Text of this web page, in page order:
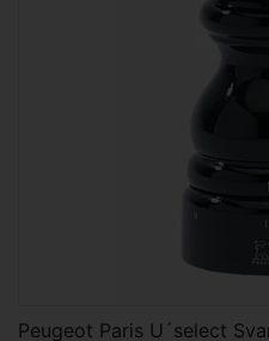
Peugeot Paris U´select